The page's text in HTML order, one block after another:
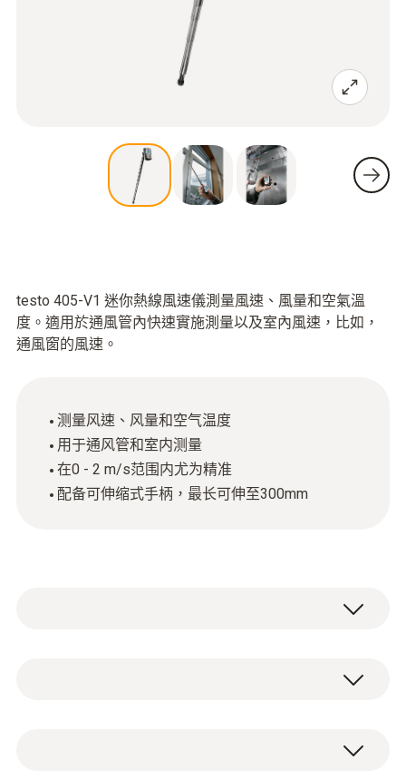
testo 405-V1 迷你熱線風速儀測量風速、風量和空氣溫
度。適用於通風管內快速實施測量以及室內風速，比如，
通風窗的風速。
测量风速、风量和空气温度
用于通风管和室内测量
在0 - 2 m/s范围内尤为精准
配备可伸缩式手柄，最长可伸至300mm
如果您是一名暖通空调工程师，您需在通风管